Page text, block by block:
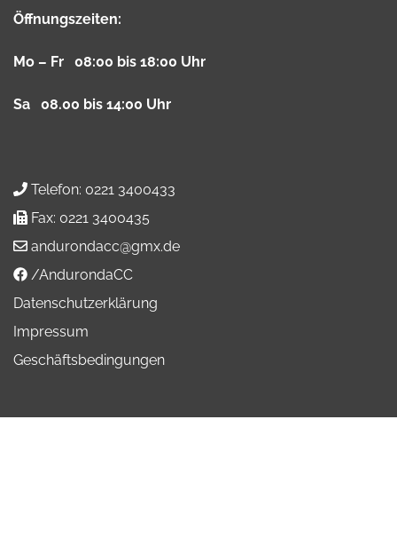
Öffnungszeiten:
Mo – Fr 08:00 bis 18:00 Uhr
Sa 08.00 bis 14:00 Uhr
Telefon: 0221 3400433
Fax: 0221 3400435
andurondacc@gmx.de
/AndurondaCC
Datenschutzerklärung
Impressum
Geschäftsbedingungen